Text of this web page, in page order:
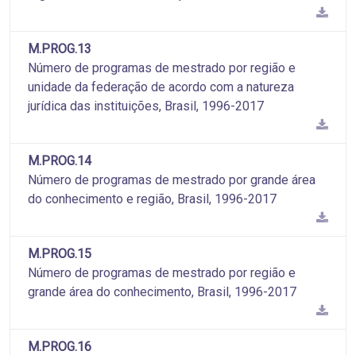
M.PROG.13
Número de programas de mestrado por região e
unidade da federação de acordo com a natureza
jurídica das instituições, Brasil, 1996-2017
M.PROG.14
Número de programas de mestrado por grande área
do conhecimento e região, Brasil, 1996-2017
M.PROG.15
Número de programas de mestrado por região e
grande área do conhecimento, Brasil, 1996-2017
M.PROG.16